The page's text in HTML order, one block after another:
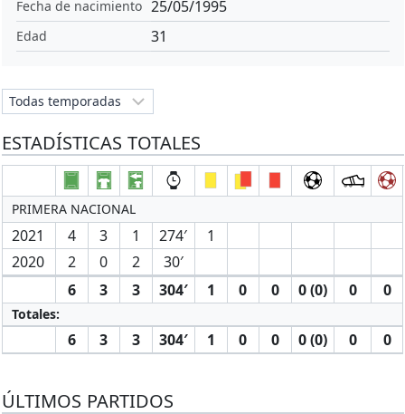
Fecha de nacimiento 25/05/1995
Edad 31
ESTADÍSTICAS TOTALES
PRIMERA NACIONAL
2021 4 3 1 274′
1
2020
2 0 2
30′
6
3 3 304′ 1 0 0 0 (0) 0 0
Totales:
6 3 3 304′ 1 0 0 0 (0) 0 0
ÚLTIMOS PARTIDOS